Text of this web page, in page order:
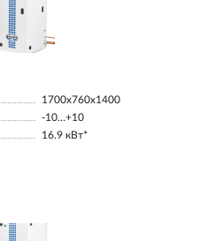
1700х760х1400
-10…+10
16.9 кВт*